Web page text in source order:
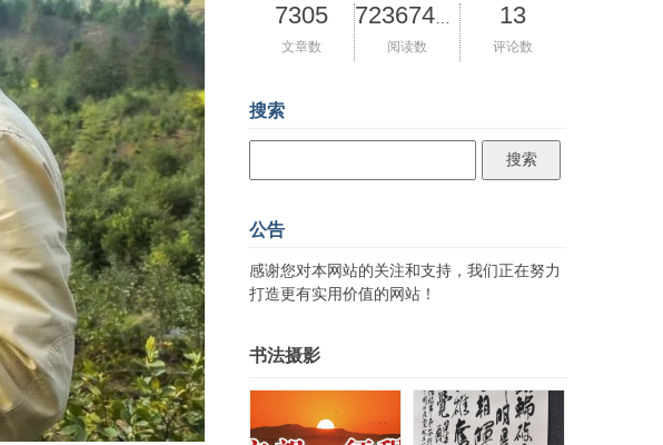
7305
文章数 阅读数
13
评论数
搜索
公告
感谢您对本网站的关注和支持，我们正在努力
打造更有实用价值的网站！
书法摄影